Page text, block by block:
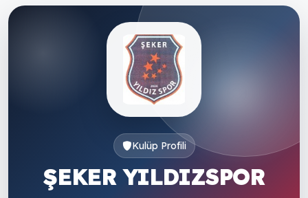
Kulüp Profili
ŞEKER YILDIZSPOR